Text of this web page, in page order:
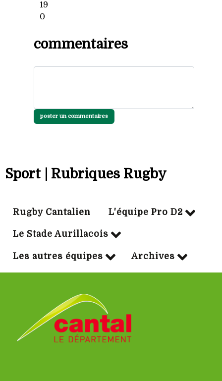
19
0
commentaires
poster un commentaires
Sport | Rubriques Rugby
Rugby Cantalien L'équipe Pro D2
Le Stade Aurillacois
Les autres équipes Archives